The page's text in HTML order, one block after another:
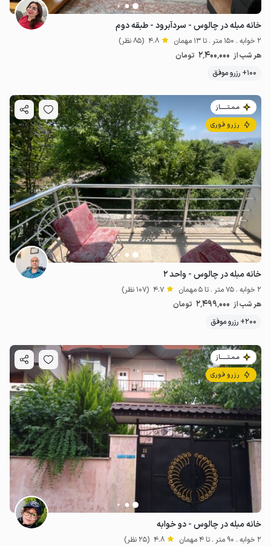
خانه مبله در چالوس - سردآبرود - طبقه دوم
2 خوابه . 150 متر . تا 13 مهمان 4.8 (85 نظر)
هر شب از 2٬400٬000 تومان
100+ رزرو موفق
مـمـتــــــاز
رزرو فوری
خانه مبله در چالوس - واحد ۲
2 خوابه . 75 متر . تا 5 مهمان 4.7 (107 نظر)
هر شب از 2٬499٬000 تومان
200+ رزرو موفق
مـمـتــــــاز
رزرو فوری
خانه مبله در چالوس - دو خوابه
2 خوابه . 90 متر . تا 4 مهمان 4.8 (25 نظر)